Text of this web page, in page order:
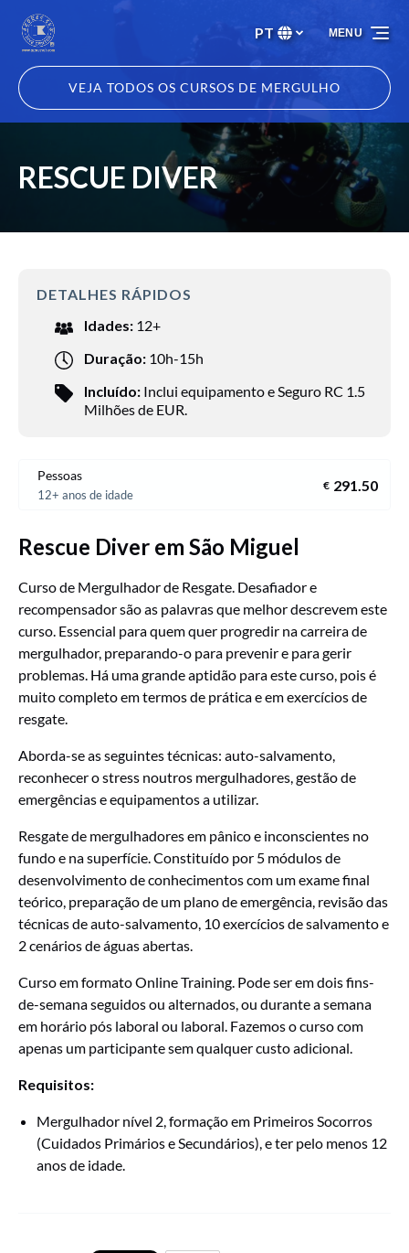
Passar para a navegação primária
Passar para o conteúdo
Passar para o rodapé
Selecione
o
seu
idioma
PT
VEJA TODOS OS CURSOS DE MERGULHO
MENU
RESCUE DIVER
DETALHES RÁPIDOS
Idades: 12+
Duração: 10h-15h
Incluído: Inclui equipamento e Seguro RC 1.5
Milhões de EUR.
Pessoas
12+ anos de idade
€ 291.50
Rescue Diver em São Miguel
Curso de Mergulhador de Resgate. Desafiador e
recompensador são as palavras que melhor descrevem este
curso. Essencial para quem quer progredir na carreira de
mergulhador, preparando-o para prevenir e para gerir
problemas. Há uma grande aptidão para este curso, pois é
muito completo em termos de prática e em exercícios de
resgate.
Aborda-se as seguintes técnicas: auto-salvamento,
reconhecer o stress noutros mergulhadores, gestão de
emergências e equipamentos a utilizar.
Resgate de mergulhadores em pânico e inconscientes no
fundo e na superfície. Constituído por 5 módulos de
desenvolvimento de conhecimentos com um exame final
teórico, preparação de um plano de emergência, revisão das
técnicas de auto-salvamento, 10 exercícios de salvamento e
2 cenários de águas abertas.
Curso em formato Online Training. Pode ser em dois fins-
de-semana seguidos ou alternados, ou durante a semana
em horário pós laboral ou laboral. Fazemos o curso com
apenas um participante sem qualquer custo adicional.
Requisitos:
Mergulhador nível 2, formação em Primeiros Socorros
(Cuidados Primários e Secundários), e ter pelo menos 12
anos de idade.